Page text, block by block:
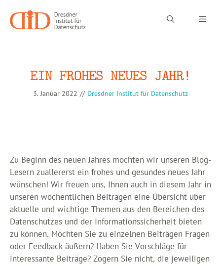
Inhalt
springen
EIN FROHES NEUES JAHR!
3. Januar 2022 // Dresdner Institut für Datenschutz
Zu Beginn des neuen Jahres möchten wir unseren Blog-
Lesern zuallererst ein frohes und gesundes neues Jahr
wünschen! Wir freuen uns, Ihnen auch in diesem Jahr in
unseren wöchentlichen Beiträgen eine Übersicht über
aktuelle und wichtige Themen aus den Bereichen des
Datenschutzes und der Informationssicherheit bieten
zu können. Möchten Sie zu einzelnen Beiträgen Fragen
oder Feedback äußern? Haben Sie Vorschläge für
interessante Beiträge? Zögern Sie nicht, die jeweiligen